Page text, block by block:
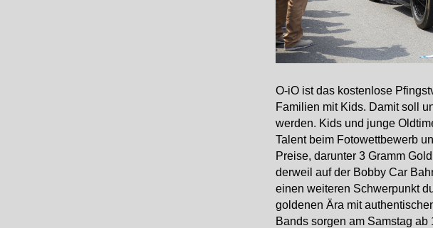
O-iO ist das kostenlose
Familien mit Kids. Damit soll
werden. Kids und junge
Talent beim Fotowettbewerb
Preise, darunter 3 Gramm
derweil auf der Bobby Car
einen weiteren Schwerpunkt
goldenen Ära mit
Bands sorgen am Samstag